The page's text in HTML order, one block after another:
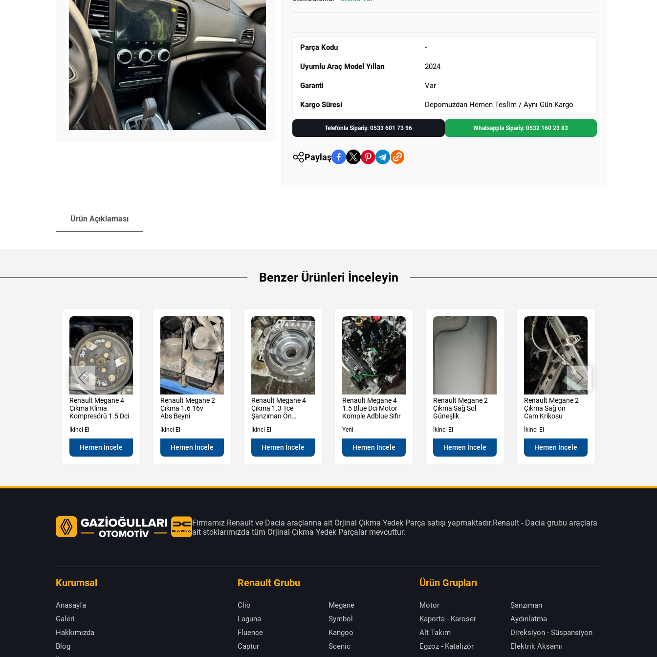
Parça Kodu -
Uyumlu Araç Model Yılları 2024
Garanti Var
Kargo Süresi Depomuzdan Hemen Teslim / Aynı Gün Kargo
Telefonla Sipariş: 0533 601 73 96 Whatsappla Sipariş: 0532 160 23 83
Paylaş
Ürün Açıklaması
Benzer Ürünleri İnceleyin
Renault Megane 4
Çıkma Klima
Kompresörü 1.5 Dci
İkinci El
Hemen İncele
Renault Megane 2
Çıkma 1.6 16v
Abs Beyni
İkinci El
Hemen İncele
Renault Megane 4
Çıkma 1.3 Tce
Şanzıman Ön
Muhafaza Kutu
İkinci El
Hemen İncele
Renault Megane 4
1.5 Blue Dci Motor
Komple Adblue Sıfır
Yeni
Hemen İncele
Renault Megane 2
Çıkma Sağ Sol
Güneşlik
İkinci El
Hemen İncele
Renault Megane 2
Çıkma Sağ ön
Cam Krikosu
İkinci El
Hemen İncele
Firmamız Renault ve Dacia araçlarına ait Orjinal Çıkma Yedek Parça satışı yapmaktadır.Renault - Dacia grubu araçlara
ait stoklarımızda tüm Orjinal Çıkma Yedek Parçalar mevcuttur.
Kurumsal
Anasayfa
Galeri
Hakkımızda
Blog
Renault Grubu
Clio
Megane
Laguna
Symbol
Fluence
Kangoo
Captur
Scenic
Ürün Grupları
Motor
Şanzıman
Kaporta - Karoser
Aydınlatma
Alt Takım
Direksiyon - Süspansiyon
Egzoz - Katalizör
Elektrik Aksamı